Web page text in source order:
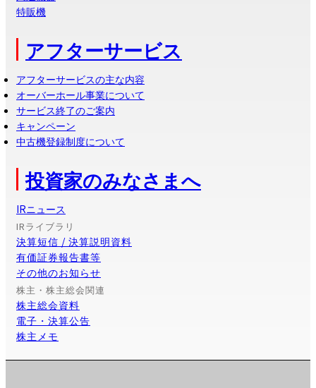
特販機
アフターサービス
アフターサービスの主な内容
オーバーホール事業について
サービス終了のご案内
キャンペーン
中古機登録制度について
投資家のみなさまへ
IRニュース
IRライブラリ
決算短信 / 決算説明資料
有価証券報告書等
その他のお知らせ
株主・株主総会関連
株主総会資料
電子・決算公告
株主メモ